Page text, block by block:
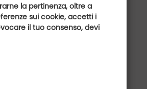
la pertinenza, oltre a
sui cookie, accetti i
il tuo consenso, devi